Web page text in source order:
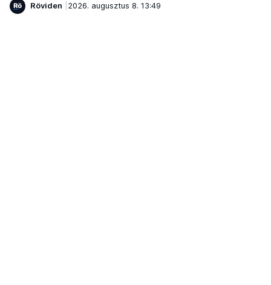
Röviden
2026. augusztus 8. 13:49